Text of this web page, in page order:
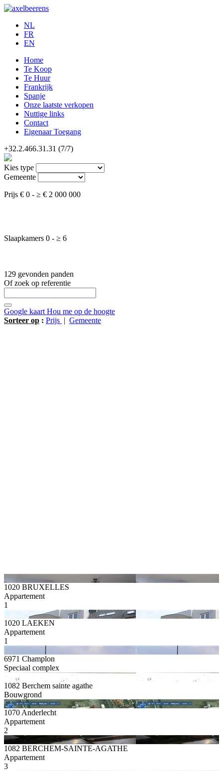
NL
FR
EN
Home
Te Koop
Te Huur
Frankrijk
Spanje
Onze laatste verkopen
Nuttige links
Contact
Eigenaar Toegang
+32.2.466.31.31 (7/7)
Kies type
Gemeente
Prijs € 0 - ≥ € 2 000 000
Slaapkamers 0 - ≥ 6
129 gevonden panden
Of zoek op referentie
Google kaart Hou me op de hoogte
Sorteer op : Prijs | Gemeente
1020 BRUXELLES
Appartement
1
1020 LAEKEN
Appartement
1
6971 Champlon
Speciaal complex
1082 Berchem sainte agathe
Bouwgrond
1070 Anderlecht
Appartement
2
1082 BERCHEM-SAINTE-AGATHE
Appartement
3